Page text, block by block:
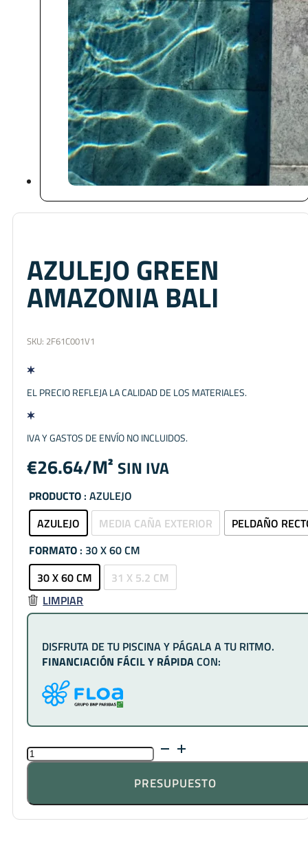
AZULEJO GREEN
AMAZONIA BALI
SKU: 2F61C001V1
EL PRECIO REFLEJA LA CALIDAD DE LOS MATERIALES.
IVA Y GASTOS DE ENVÍO NO INCLUIDOS.
€26.64 SIN IVA
PRODUCTO : AZULEJO
AZULEJO
MEDIA CAÑA EXTERIOR
PELDAÑO
FORMATO : 30 X 60 CM
30 X 60 CM
31 X 5.2 CM
LIMPIAR
DISFRUTA DE TU PISCINA Y PÁGALA A TU RITMO.
FINANCIACIÓN FÁCIL Y RÁPIDACON:
AZULEJO
GREEN
BALI
PRESUPUESTO